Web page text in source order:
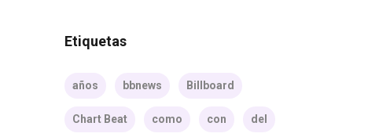
Etiquetas
años bbnews Billboard
Chart Beat como con del